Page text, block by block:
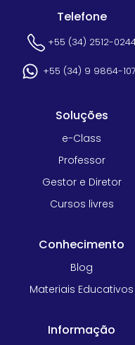
Telefone
+55 (34) 2512-
+55 (34) 9 9864-
Soluções
e-Class
Professor
Gestor e Diretor
Cursos livres
Conhecimento
Blog
Materiais Educativos
Informação